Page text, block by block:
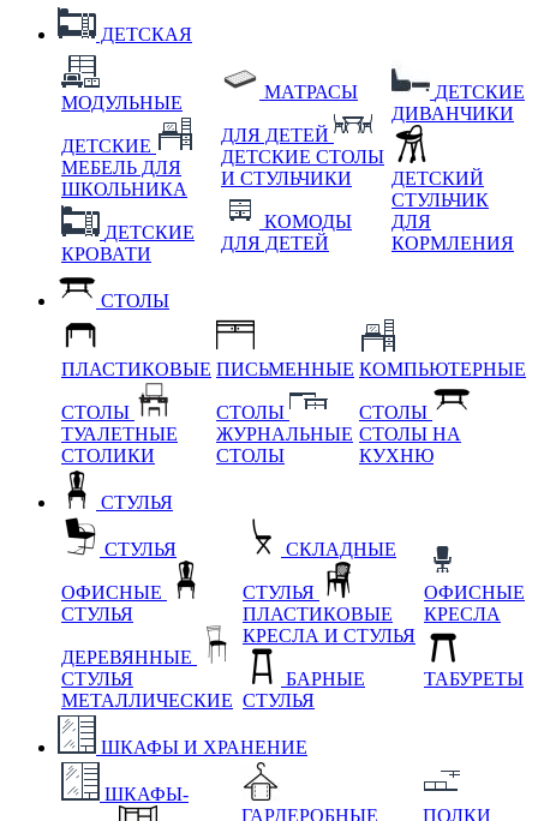
ДЕТСКАЯ
МОДУЛЬНЫЕ
ДЕТСКИЕ
МЕБЕЛЬ ДЛЯ
ШКОЛЬНИКА
ДЕТСКИЕ
КРОВАТИ
МАТРАСЫ
ДЛЯ ДЕТЕЙ
ДЕТСКИЕ СТОЛЫ
И СТУЛЬЧИКИ
КОМОДЫ
ДЛЯ ДЕТЕЙ
ДЕТСКИЕ
ДИВАНЧИКИ
ДЕТСКИЙ
СТУЛЬЧИК
ДЛЯ
КОРМЛЕНИЯ
СТОЛЫ
ПЛАСТИКОВЫЕ
СТОЛЫ
ТУАЛЕТНЫЕ
СТОЛИКИ
ПИСЬМЕННЫЕ
СТОЛЫ
ЖУРНАЛЬНЫЕ
СТОЛЫ
КОМПЬЮТЕРНЫЕ
СТОЛЫ
СТОЛЫ НА
КУХНЮ
СТУЛЬЯ
СТУЛЬЯ
ОФИСНЫЕ
СТУЛЬЯ
ДЕРЕВЯННЫЕ
СТУЛЬЯ
МЕТАЛЛИЧЕСКИЕ
СКЛАДНЫЕ
СТУЛЬЯ
ПЛАСТИКОВЫЕ
КРЕСЛА И СТУЛЬЯ
БАРНЫЕ
СТУЛЬЯ
ОФИСНЫЕ
КРЕСЛА
ТАБУРЕТЫ
ШКАФЫ И ХРАНЕНИЕ
ШКАФЫ-
ГАРДЕРОБНЫЕ
ПОЛКИ